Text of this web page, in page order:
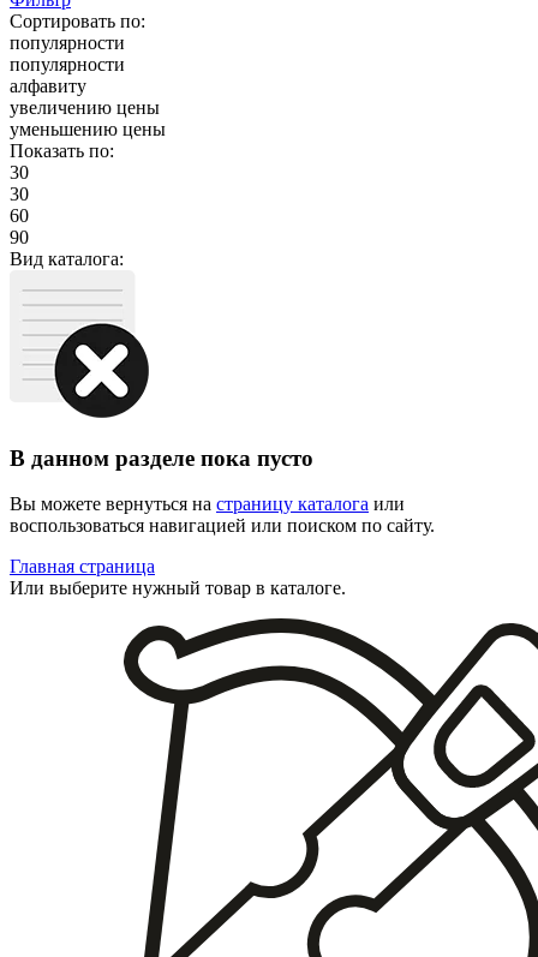
Сортировать по:
популярности
популярности
алфавиту
увеличению цены
уменьшению цены
Показать по:
30
30
60
90
Вид каталога:
В данном разделе пока пусто
Вы можете вернуться на страницу каталога или
воспользоваться навигацией или поиском по сайту.
Главная страница
Или выберите нужный товар в каталоге.